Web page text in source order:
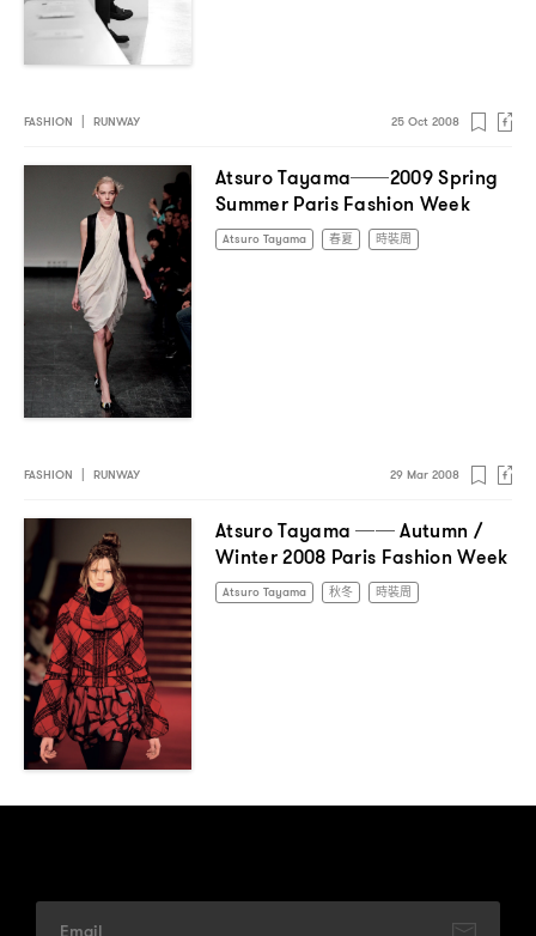
FASHION RUNWAY 25 Oct 2008
Atsuro Tayama──2009 Spring
Summer Paris Fashion Week
Atsuro Tayama 春夏 時裝周
FASHION | RUNWAY 29 Mar 2008
Atsuro Tayama ── Autumn /
Winter 2008 Paris Fashion Week
Atsuro Tayama 秋冬 時裝周